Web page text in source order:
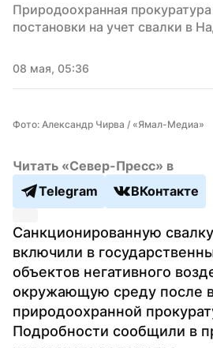
Природоохранная
постановки на учет свалки в
08 мая, 05:36
Фото: Александр Чирва / «Ямал-Медиа»
Читать «Север-Пресс» в
Telegram
ВКонтакте
Санкционированную
включили в
объектов негативного
окружающую среду после
природоохранной
Подробности сообщили в